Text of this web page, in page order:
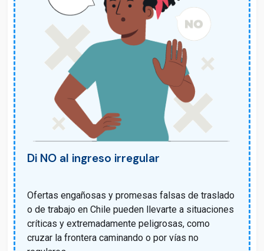
Di NO al ingreso irregular
Ofertas engañosas y promesas falsas de traslado
o de trabajo en Chile pueden llevarte a situaciones
críticas y extremadamente peligrosas, como
cruzar la frontera caminando o por vías no